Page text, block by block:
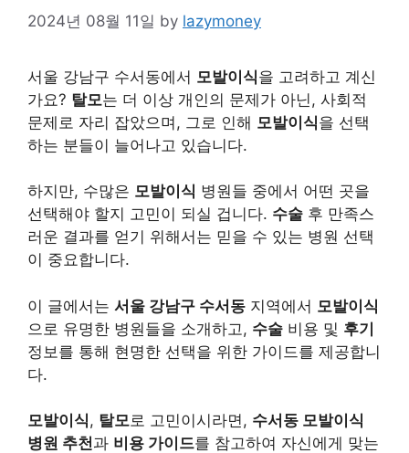
2024년 08월 11일 by lazymoney
서울 강남구 수서동에서 모발이식을 고려하고 계신
가요? 탈모는 더 이상 개인의 문제가 아닌, 사회적
문제로 자리 잡았으며, 그로 인해 모발이식을 선택
하는 분들이 늘어나고 있습니다.
하지만, 수많은 모발이식 병원들 중에서 어떤 곳을
선택해야 할지 고민이 되실 겁니다. 수술 후 만족스
러운 결과를 얻기 위해서는 믿을 수 있는 병원 선택
이 중요합니다.
이 글에서는 서울 강남구 수서동 지역에서 모발이식
으로 유명한 병원들을 소개하고, 수술 비용 및 후기
정보를 통해 현명한 선택을 위한 가이드를 제공합니
다.
모발이식, 탈모로 고민이시라면, 수서동 모발이식
병원 추천과 비용 가이드를 참고하여 자신에게 맞는